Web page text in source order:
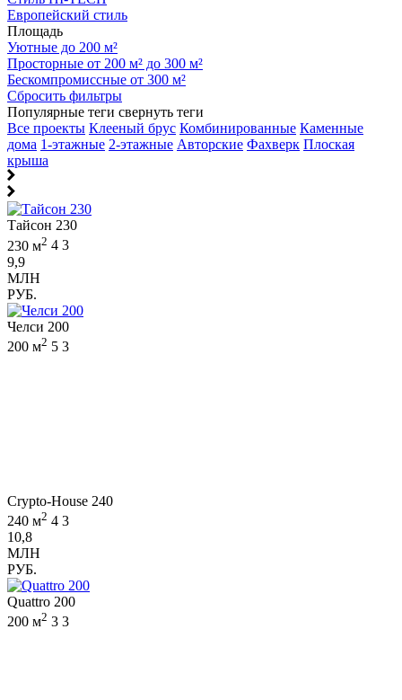
Европейский стиль
Площадь
Уютные до 200 м²
Просторные от 200 м² до 300 м²
Бескомпромиссные от 300 м²
Сбросить фильтры
Популярные теги свернуть теги
Все проекты Клееный брус Комбинированные Каменные
дома 1-этажные 2-этажные Авторские Фахверк Плоская
крыша
Тайсон 230
230 м2 4 3
9,9
МЛН
РУБ.
Челси 200
200 м2 5 3
Crypto-House 240
240 м2 4 3
10,8
МЛН
РУБ.
Quattro 200
200 м2 3 3